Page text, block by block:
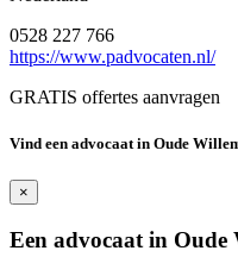
0528 227 766
https://www.padvocaten.nl/
GRATIS offertes aanvragen
Vind een advocaat in Oude
×
Een advocaat in Oude